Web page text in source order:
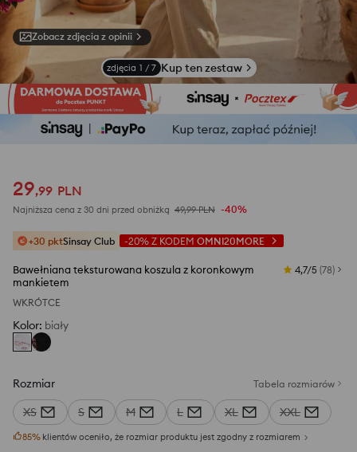
Zobacz zdjęcia z opinii
zdjęcia 1 / 7 Kup ten zestaw
29,99 PLN
Najniższa cena z 30 dni przed obniżką 49,99 PLN -40%
+30 pktSinsay Club -20% Z KODEM OMNI20MORE
Bawełniana teksturowana koszula z koronkowym
mankietem
4,7/5 (78)
WKRÓTCE
Kolor: biały
Rozmiar Tabela rozmiarów
XS S M L XL XXL
85% klientów oceniło, że rozmiar produktu jest zgodny z rozmiarem